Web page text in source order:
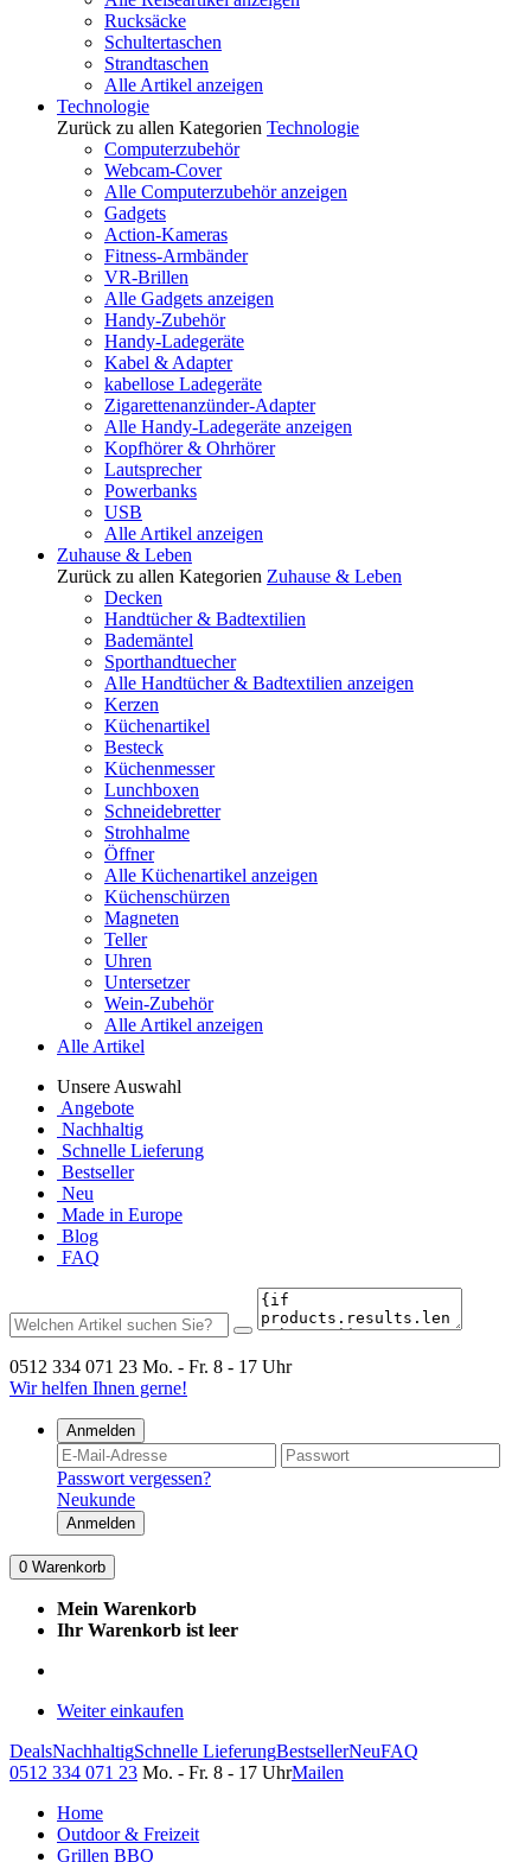
Rucksäcke
Schultertaschen
Strandtaschen
Alle Artikel anzeigen
Technologie
Zurück zu allen Kategorien Technologie
Computerzubehör
Webcam-Cover
Alle Computerzubehör anzeigen
Gadgets
Action-Kameras
Fitness-Armbänder
VR-Brillen
Alle Gadgets anzeigen
Handy-Zubehör
Handy-Ladegeräte
Kabel & Adapter
kabellose Ladegeräte
Zigarettenanzünder-Adapter
Alle Handy-Ladegeräte anzeigen
Kopfhörer & Ohrhörer
Lautsprecher
Powerbanks
USB
Alle Artikel anzeigen
Zuhause & Leben
Zurück zu allen Kategorien Zuhause & Leben
Decken
Handtücher & Badtextilien
Bademäntel
Sporthandtuecher
Alle Handtücher & Badtextilien anzeigen
Kerzen
Küchenartikel
Besteck
Küchenmesser
Lunchboxen
Schneidebretter
Strohhalme
Öffner
Alle Küchenartikel anzeigen
Küchenschürzen
Magneten
Teller
Uhren
Untersetzer
Wein-Zubehör
Alle Artikel anzeigen
Alle Artikel
Unsere Auswahl
Angebote
Nachhaltig
Schnelle Lieferung
Bestseller
Neu
Made in Europe
Blog
FAQ
0512 334 071 23 Mo. - Fr. 8 - 17 Uhr
Wir helfen Ihnen gerne!
Anmelden
Passwort vergessen?
Neukunde
Anmelden
0 Warenkorb
Mein Warenkorb
Ihr Warenkorb ist leer
Weiter einkaufen
DealsNachhaltigSchnelle LieferungBestsellerNeuFAQ
0512 334 071 23 Mo. - Fr. 8 - 17 UhrMailen
Home
Outdoor & Freizeit
Grillen BBQ